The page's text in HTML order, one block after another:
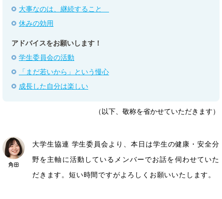
大事なのは、継続すること
休みの効用
アドバイスをお願いします！
学生委員会の活動
「まだ若いから」という慢心
成長した自分は楽しい
（以下、敬称を省かせていただきます）
大学生協連 学生委員会より、本日は学生の健康・安全分
野を主軸に活動しているメンバーでお話を伺わせていた
だきます。短い時間ですがよろしくお願いいたします。